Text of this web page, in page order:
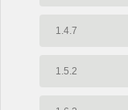
1.4.7
1.5.2